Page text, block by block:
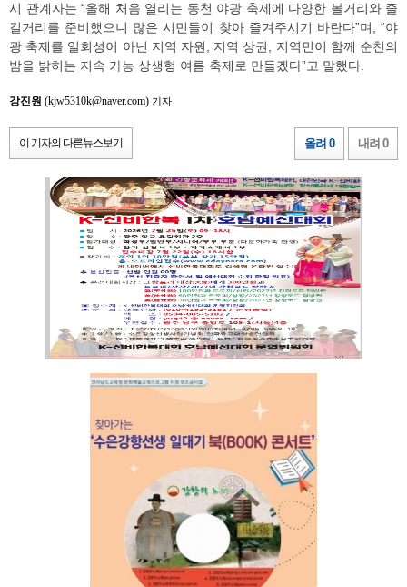
시 관계자는 “올해 처음 열리는 동천 야광 축제에 다양한 볼거리와 즐
길거리를 준비했으니 많은 시민들이 찾아 즐겨주시기 바란다”며, “야
광 축제를 일회성이 아닌 지역 자원, 지역 상권, 지역민이 함께 순천의
밤을 밝히는 지속 가능 상생형 여름 축제로 만들겠다”고 말했다.
강진원 (kjw5310k@naver.com) 기자
이 기자의 다른뉴스보기 올려 0 내려 0